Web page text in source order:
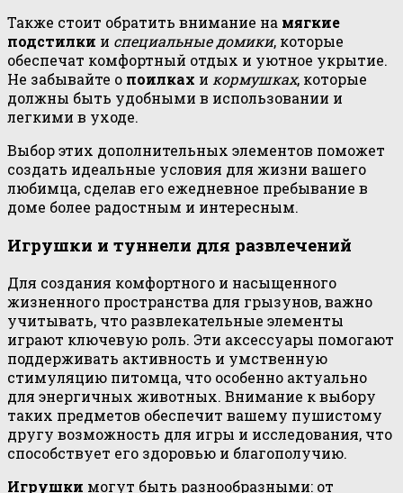
Также стоит обратить внимание на мягкие
подстилки и специальные домики, которые
обеспечат комфортный отдых и уютное укрытие.
Не забывайте о поилках и кормушках, которые
должны быть удобными в использовании и
легкими в уходе.
Выбор этих дополнительных элементов поможет
создать идеальные условия для жизни вашего
любимца, сделав его ежедневное пребывание в
доме более радостным и интересным.
Игрушки и туннели для развлечений
Для создания комфортного и насыщенного
жизненного пространства для грызунов, важно
учитывать, что развлекательные элементы
играют ключевую роль. Эти аксессуары помогают
поддерживать активность и умственную
стимуляцию питомца, что особенно актуально
для энергичных животных. Внимание к выбору
таких предметов обеспечит вашему пушистому
другу возможность для игры и исследования, что
способствует его здоровью и благополучию.
Игрушки могут быть разнообразными: от